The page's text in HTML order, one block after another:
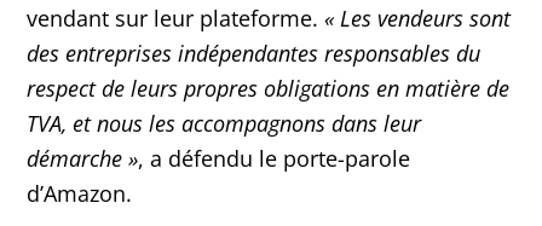
vendant sur leur plateforme.« Les vendeurs sont
des entreprises indépendantes responsables du
respect de leurs propres obligations en matière de
TVA, et nous les accompagnons dans leur
démarche », a défendu le porte-parole
d’Amazon.